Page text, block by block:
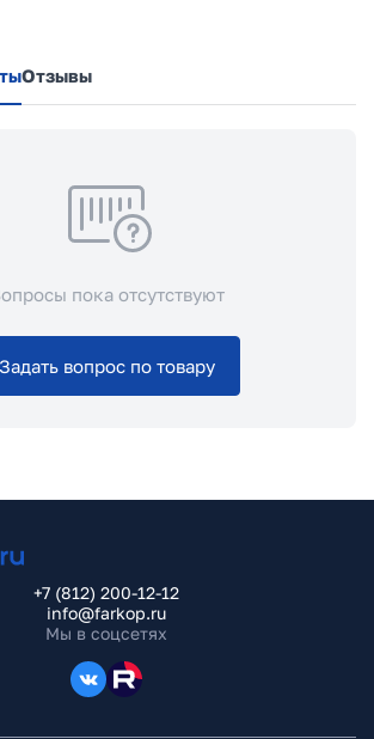
Отзывы
пока отсутствуют
Задать вопрос по товару
+7 (812) 200-12-12
info@farkop.ru
Мы в соцсетях